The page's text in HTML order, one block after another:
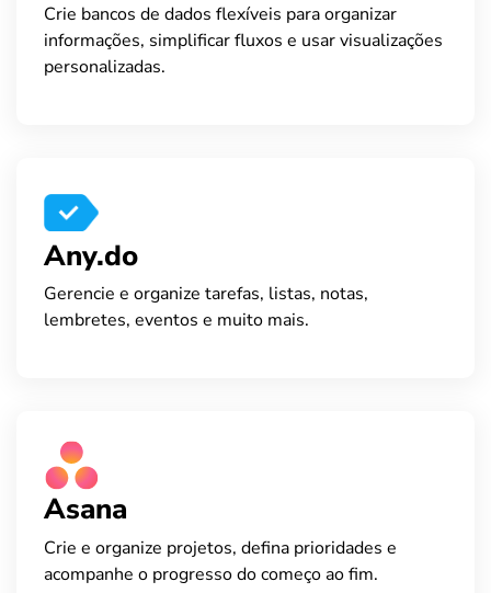
Crie bancos de dados flexíveis para organizar
informações, simplificar fluxos e usar visualizações
personalizadas.
Any.do
Gerencie e organize tarefas, listas, notas,
lembretes, eventos e muito mais.
Asana
Crie e organize projetos, defina prioridades e
acompanhe o progresso do começo ao fim.